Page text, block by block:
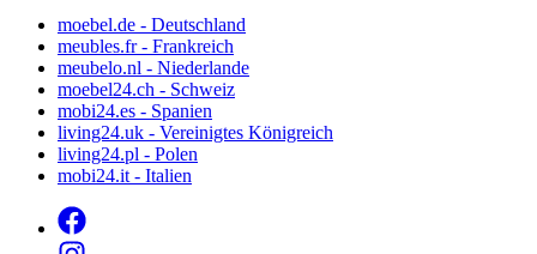
moebel.de - Deutschland
meubles.fr - Frankreich
meubelo.nl - Niederlande
moebel24.ch - Schweiz
mobi24.es - Spanien
living24.uk - Vereinigtes Königreich
living24.pl - Polen
mobi24.it - Italien